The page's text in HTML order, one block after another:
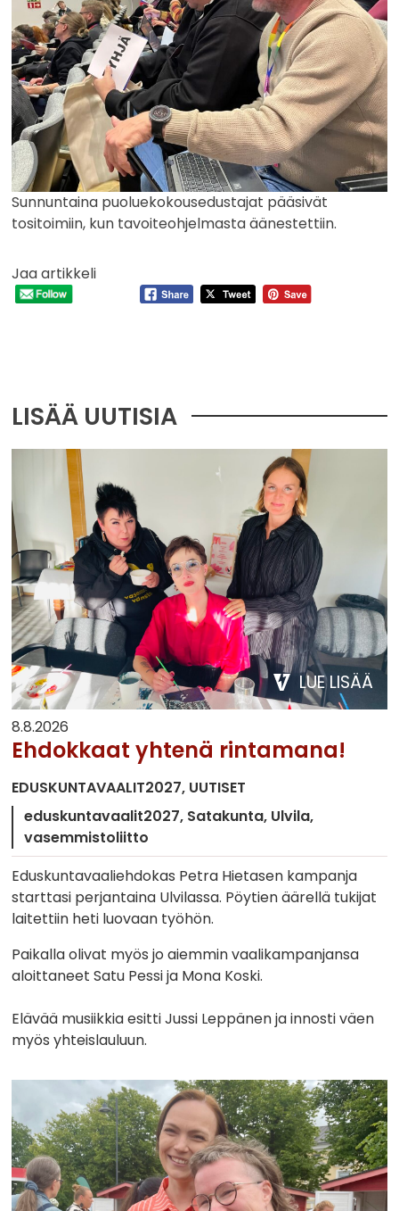
Sunnuntaina puoluekokousedustajat pääsivät
tositoimiin, kun tavoiteohjelmasta äänestettiin.
Jaa artikkeli
LISÄÄ UUTISIA
LUE LISÄÄ
8.8.2026
Ehdokkaat yhtenä rintamana!
EDUSKUNTAVAALIT2027 UUTISET
eduskuntavaalit2027 Satakunta Ulvila
vasemmistoliitto
Eduskuntavaaliehdokas Petra Hietasen kampanja
starttasi perjantaina Ulvilassa. Pöytien äärellä tukijat
laitettiin heti luovaan työhön.
Paikalla olivat myös jo aiemmin vaalikampanjansa
aloittaneet Satu Pessi ja Mona Koski.
Elävää musiikkia esitti Jussi Leppänen ja innosti väen
myös yhteislauluun.